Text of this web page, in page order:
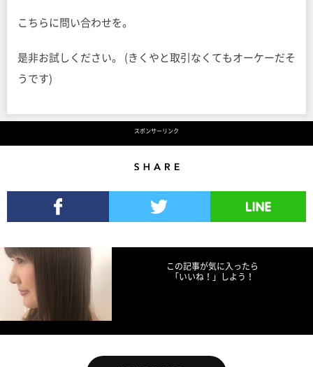
こちらに問い合わせを。
是非お試しください。 (きくやと取引なくてもオーケーだそ
うです)
スポンサーリンク
この記事が気に入ったら
「いいね！」しよう！